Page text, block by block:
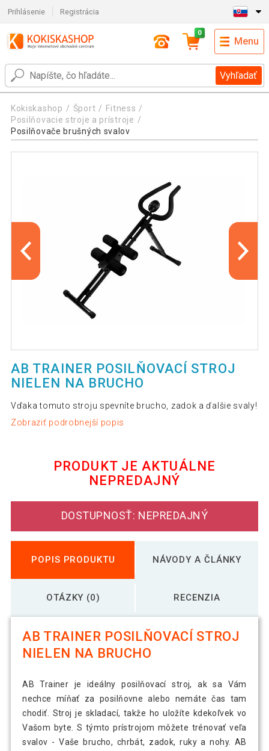
Prihlásenie Registrácia
Vyhľadať
0
Menu
Kokiskashop Šport
Fitness
Posilňovacie stroje a prístroje
Posilňovače brušných svalov
AB TRAINER POSILŇOVACÍ STROJ
NIELEN NA BRUCHO
Vďaka tomuto stroju spevníte brucho, zadok a ďalšie svaly!
Zobraziť podrobnejší popis
PRODUKT JE AKTUÁLNE
NEPREDAJNÝ
DOSTUPNOSŤ: NEPREDAJNÝ
POPIS PRODUKTU NÁVODY A ČLÁNKY
OTÁZKY (0) RECENZIA
AB TRAINER POSILŇOVACÍ STROJ
NIELEN NA BRUCHO
AB Trainer je ideálny posilňovací stroj, ak sa Vám
nechce míňať za posilňovne alebo nemáte čas tam
chodiť. Stroj je skladací, takže ho uložíte kdekoľvek vo
Vašom byte. S týmto prístrojom môžete trénovať veľa
svalov - Vaše brucho, chrbát, zadok, ruky a nohy. AB